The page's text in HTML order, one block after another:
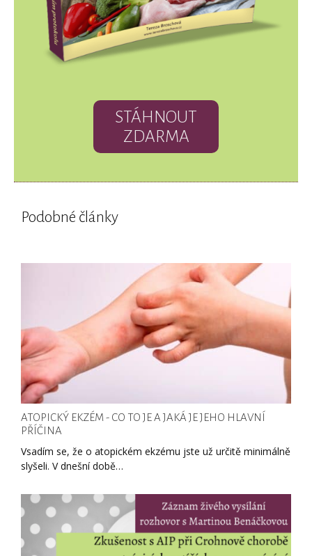
STÁHNOUT
ZDARMA
Podobné články
ATOPICKÝ EKZÉM - CO TO JE A JAKÁ JE JEHO HLAVNÍ
PŘÍČINA
Vsadím se, že o atopickém ekzému jste už určitě minimálně
slyšeli. V dnešní době…